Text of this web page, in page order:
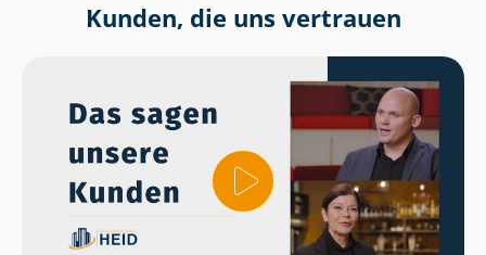
Kunden, die uns vertrauen